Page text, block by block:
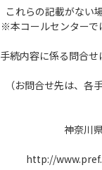
これらの記載がない
※本コールセンターで
手続内容に係る問合
（お問合せ先は、
神奈川
http://